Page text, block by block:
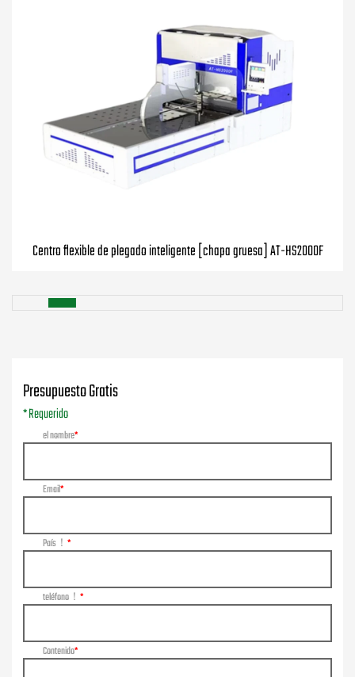
Centro flexible de plegado inteligente [chapa gruesa] AT-HS2000F
Presupuesto Gratis
* Requerido
el nombre
Email
País！
teléfono！
Contenido